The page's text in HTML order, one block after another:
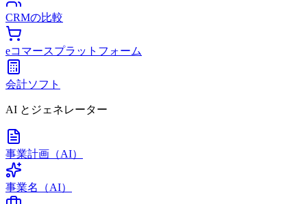
CRMの比較
eコマースプラットフォーム
会計ソフト
AI とジェネレーター
事業計画（AI）
事業名（AI）